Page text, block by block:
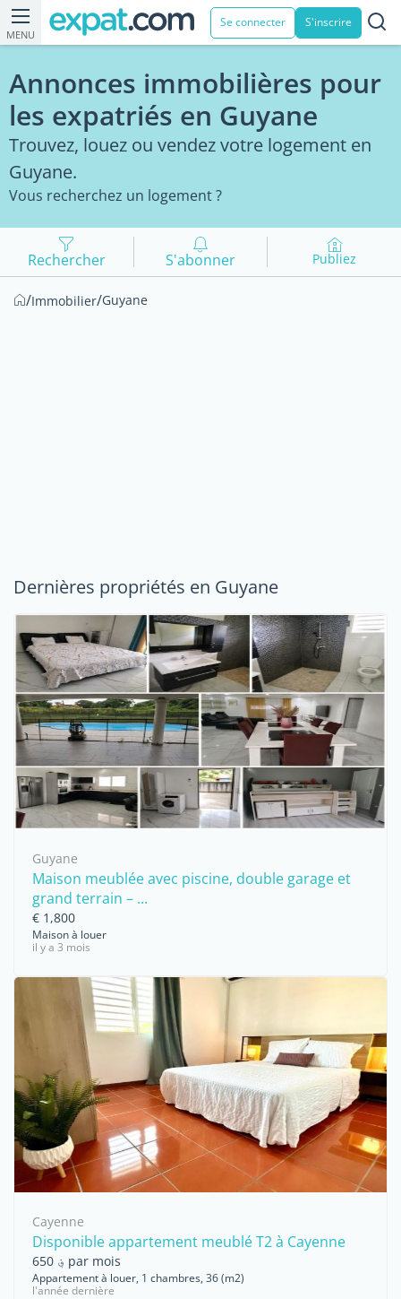
MENU
Se connecter S'inscrire
Annonces immobilières pour
les expatriés en Guyane
Trouvez, louez ou vendez votre logement en
Guyane.
Vous recherchez un logement ?
Rechercher S'abonner Publiez
/Immobilier/Guyane
Dernières propriétés en Guyane
Guyane
Maison meublée avec piscine, double garage et
grand terrain – ...
€ 1,800
Maison à louer
il y a 3 mois
Cayenne
Disponible appartement meublé T2 à Cayenne
؋ 650 par mois
Appartement à louer, 1 chambres, 36 (m2)
l'année dernière